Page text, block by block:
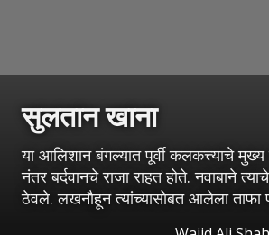
सुलतान खाना
या आलिशान बंगल्यात पूर्वी कलकत्त्याचे
नंतर बर्दवानचे राजा राहत होते. नवाबाने
ठेवले. लखनौहून त्यांच्यासोबत आलेला ताफा